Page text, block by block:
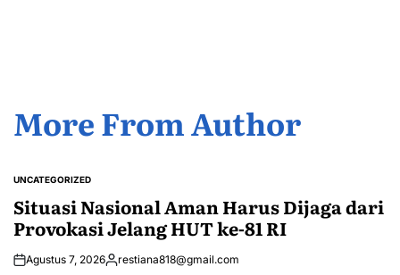
More From Author
POSTED
UNCATEGORIZED
Situasi Nasional Aman Harus Dijaga dari
Provokasi Jelang HUT ke-81 RI
Agustus 7, 2026Posted
restiana818@gmail.com